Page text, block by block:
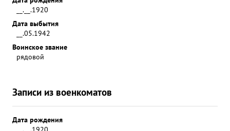
__.__.1920
Дата выбытия
__.05.1942
Воинское звание
рядовой
Записи из военкоматов
Дата рождения